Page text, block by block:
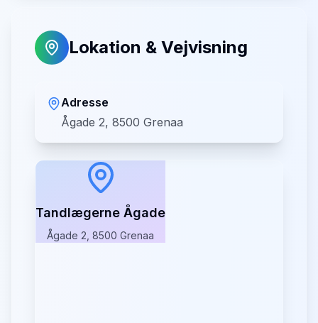
Lokation & Vejvisning
Adresse
Ågade 2, 8500 Grenaa
Tandlægerne Ågade
Ågade 2, 8500 Grenaa